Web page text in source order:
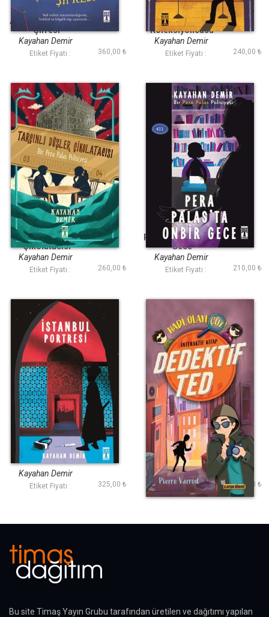
Ayasofya nın Kayıp
Şifresi
Kayahan Demir
Etiket Fiyatı : 360,00 ₺
Hafıza
Koleksiyoncusu
Kayahan Demir
Etiket Fiyatı : 240,00 ₺
Tarçınlı Düşler
Çikolatacısı
Kayahan Demir
Etiket Fiyatı : 260,00 ₺
Pera Palasta On Bir
Gece
Kayahan Demir
Etiket Fiyatı : 210,00 ₺
İstanbul Portresi
Kayahan Demir
Etiket Fiyatı : 325,00 ₺
Dedektif Ted-Hadi
Olayı Çöz!
Pierre Varrod
Etiket Fiyatı : 200,00 ₺
Bu site Timaş Yayın Grubu tarafından üretilen ve dağıtımı yapılan